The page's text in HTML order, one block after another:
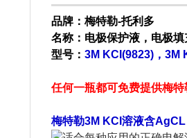
品牌：梅特勒-托利多
名称：电极保护液，电极
型号： 3M KCI(9823)，3M
任何一瓶都可免费提供梅
梅特勒3M KCI溶液含